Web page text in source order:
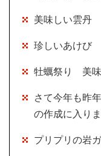
美味しい雲丹
珍しいあけび
牡蠣祭り 美味
さて今年も昨
の作成に入り
プリプリの岩